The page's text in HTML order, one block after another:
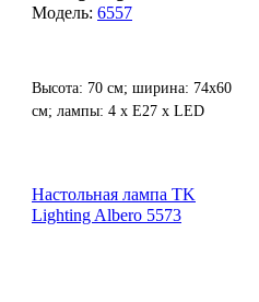
6557
Высота: 70 см; ширина: 74х60
см; лампы: 4 х Е27 х LED
Настольная лампа TK
Lighting Albero 5573